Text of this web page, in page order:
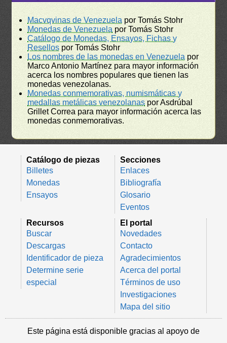
Macvqvinas de Venezuela por Tomás Stohr
Monedas de Venezuela por Tomás Stohr
Catálogo de Monedas, Ensayos, Fichas y
Resellos por Tomás Stohr
Los nombres de las monedas en Venezuela por
Marco Antonio Martínez para mayor información
acerca los nombres populares que tienen las
monedas venezolanas.
Monedas conmemorativas, numismáticas y
medallas metálicas venezolanas por Asdrúbal
Grillet Correa para mayor información acerca las
monedas conmemorativas.
Catálogo de piezas
Billetes
Monedas
Ensayos
Secciones
Enlaces
Bibliografía
Glosario
Eventos
Recursos
Buscar
Descargas
Identificador de pieza
Determine serie
especial
El portal
Novedades
Contacto
Agradecimientos
Acerca del portal
Términos de uso
Investigaciones
Mapa del sitio
Este página está disponible gracias al apoyo de